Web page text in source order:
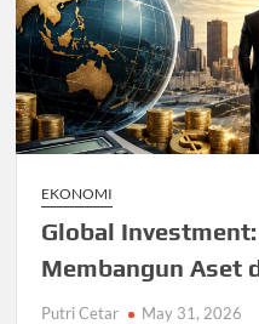
EKONOMI
Global
Membangun Aset
Putri Cetar May 31, 2026